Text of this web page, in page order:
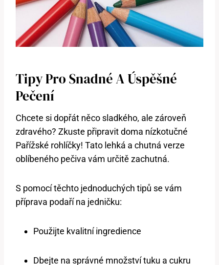
Tipy Pro Snadné A Úspěšné
Pečení
Chcete si dopřát něco sladkého, ale zároveň
zdravého? Zkuste připravit doma nízkotučné
Pařížské rohlíčky! Tato lehká a chutná verze
oblíbeného pečiva vám určitě zachutná.
S pomocí těchto jednoduchých tipů se vám
příprava podaří na jedničku:
Použijte kvalitní ingredience
Dbejte na správné množství tuku a cukru